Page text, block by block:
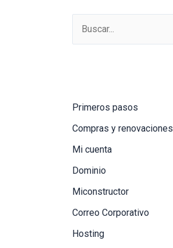
Primeros pasos
Compras y renovaciones
Mi cuenta
Dominio
Miconstructor
Correo Corporativo
Hosting